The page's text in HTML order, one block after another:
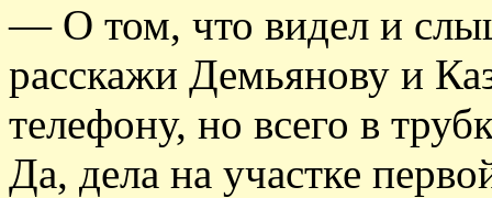
— О том, что видел и
расскажи Демьянову и
телефону, но всего в
Да, дела на участке